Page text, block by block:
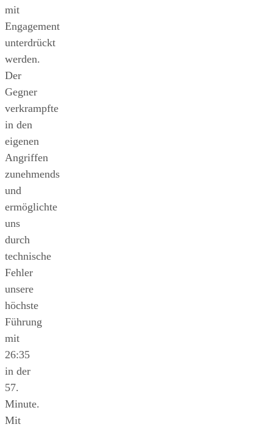
mit
Engagement
unterdrückt
werden.
Der
Gegner
verkrampfte
in den
eigenen
Angriffen
zunehmends
und
ermöglichte
uns
durch
technische
Fehler
unsere
höchste
Führung
mit
26:35
in der
57.
Minute.
Mit